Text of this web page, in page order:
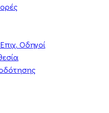
Οδηγοί